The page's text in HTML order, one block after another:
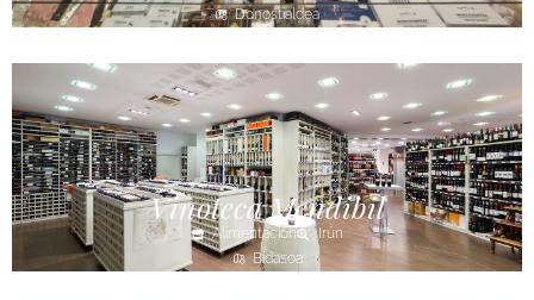
Donostialdea
Vinoteca Mendibil
Alimentación
Irún
Bidasoa